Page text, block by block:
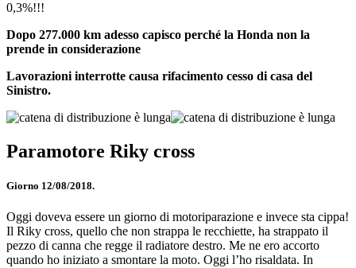
0,3%!!!
Dopo 277.000 km adesso capisco perché la Honda non la
prende in considerazione
Lavorazioni interrotte causa rifacimento cesso di casa del
Sinistro.
Paramotore Riky cross
Giorno 12/08/2018.
Oggi doveva essere un giorno di motoriparazione e invece sta cippa!
Il Riky cross, quello che non strappa le recchiette, ha strappato il
pezzo di canna che regge il radiatore destro. Me ne ero accorto
quando ho iniziato a smontare la moto. Oggi l’ho risaldata. In